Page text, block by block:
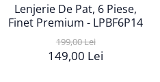
Lenjerie De Pat, 6 Piese,
Finet Premium - LPBF6P14
199,00 Lei
149,00 Lei